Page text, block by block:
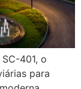
401, o
para